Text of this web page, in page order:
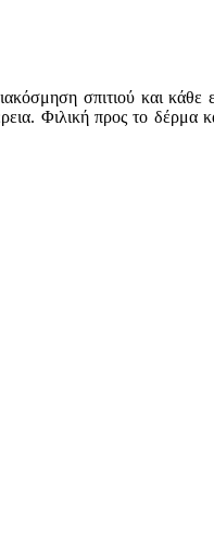
σπιτιού και
Φιλική προς το δέρμα